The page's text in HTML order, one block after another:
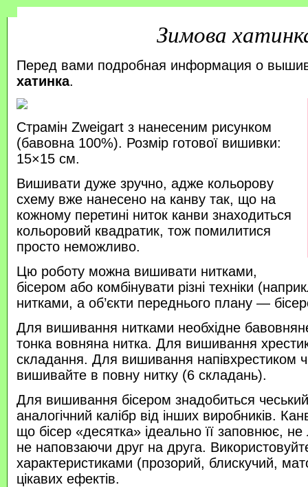
Зимова
Перед вами подробная информация о
хатинка.
Страмін Zweigart з нанесеним рисунком
(бавовна 100%). Розмір готової вишивки:
15×15 см.
Вишивати дуже зручно, адже кольорову
схему вже нанесено на канву так, що на
кожному перетині ниток канви знаходиться
кольоровий квадратик, тож помилитися
просто неможливо.
Цю роботу можна вишивати нитками,
бісером або комбінувати різні техніки
нитками, а об’єкти переднього плану —
Для вишивання нитками необхідне
тонка вовняна нитка. Для вишивання
складання. Для вишивання напівхрестиком
вишивайте в повну нитку (6 складань).
Для вишивання бісером знадобиться
аналогічний калібр від інших виробників.
що бісер «десятка» ідеально її заповнює,
не наповзаючи друг на друга.
характеристиками (прозорий, блискучий,
цікавих ефектів.